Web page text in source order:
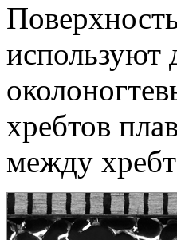
используют
хребтов
между